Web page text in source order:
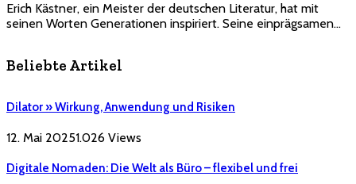
Erich Kästner, ein Meister der deutschen Literatur, hat mit
seinen Worten Generationen inspiriert. Seine einprägsamen…
Beliebte Artikel
Dilator » Wirkung, Anwendung und Risiken
12. Mai 20251.026 Views
Digitale Nomaden: Die Welt als Büro – flexibel und frei